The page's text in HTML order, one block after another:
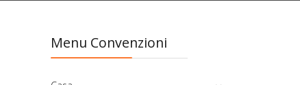
Menu Convenzioni